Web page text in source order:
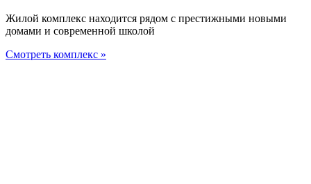
Жилой комплекс находится рядом с престижными новыми
домами и современной школой
Смотреть комплекс »